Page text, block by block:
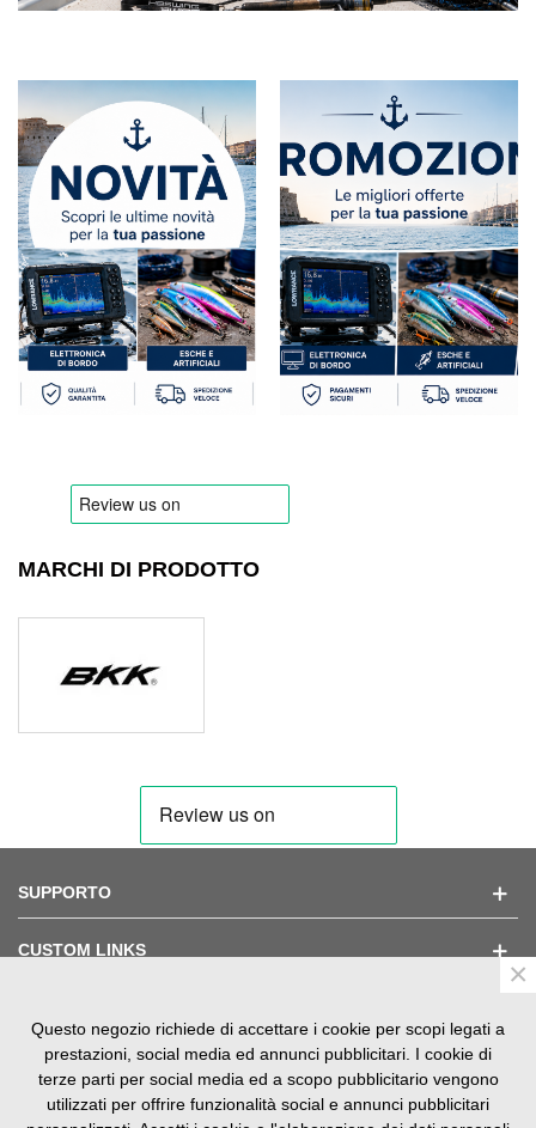
MARCHI DI PRODOTTO
SUPPORTO
CUSTOM LINKS
TESTIMONIAL
Questo negozio richiede di accettare i cookie per scopi legati a
prestazioni, social media ed annunci pubblicitari. I cookie di
terze parti per social media ed a scopo pubblicitario vengono
utilizzati per offrire funzionalità social e annunci pubblicitari
×